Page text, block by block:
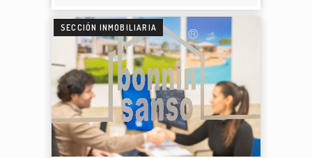
SECCIÓN INMOBILIARIA